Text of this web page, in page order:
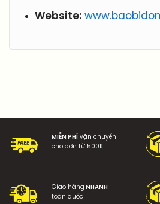
Website:
MIỄN PHÍ vận chuyển
cho đơn từ 500K
Giao hàng NHANH
toàn quốc